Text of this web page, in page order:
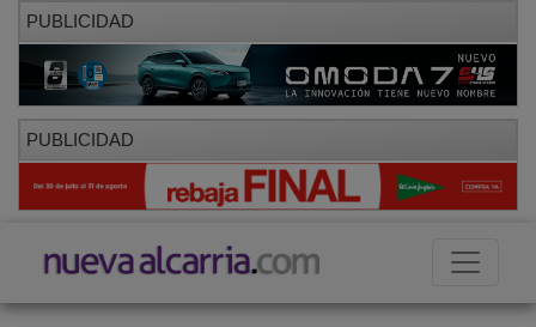
PUBLICIDAD
PUBLICIDAD